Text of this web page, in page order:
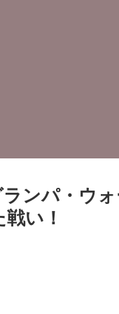
ランパ・ウ
い！